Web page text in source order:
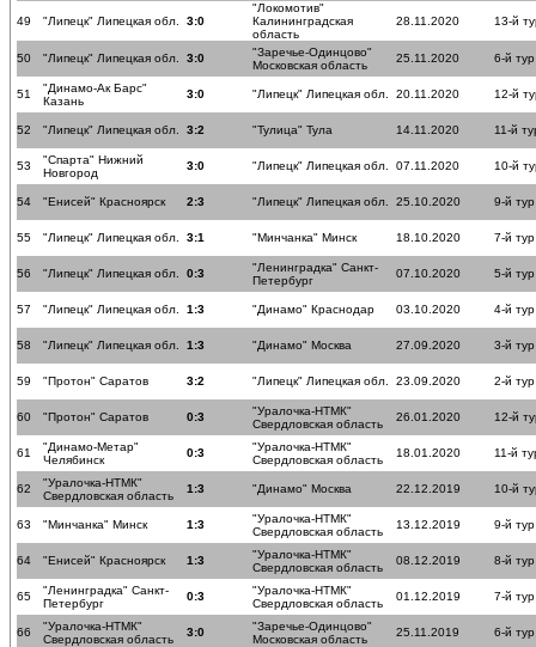
49 "Липецк" Липецкая обл. 3:0
"Локомотив"
Калининградская
область
28.11.2020 13-й
50 "Липецк" Липецкая обл. 3:0
"Заречье-Одинцово"
Московская область
25.11.2020 6-й тур
51
"Динамо-Ак Барс"
Казань
3:0 "Липецк" Липецкая обл. 20.11.2020 12-й
52 "Липецк" Липецкая обл. 3:2 "Тулица" Тула 14.11.2020 11-й
53
"Спарта" Нижний
Новгород
3:0 "Липецк" Липецкая обл. 07.11.2020 10-й
54 "Енисей" Красноярск 2:3 "Липецк" Липецкая обл. 25.10.2020 9-й тур
55 "Липецк" Липецкая обл. 3:1 "Минчанка" Минск 18.10.2020 7-й тур
56 "Липецк" Липецкая обл. 0:3
"Ленинградка" Санкт-
Петербург
07.10.2020 5-й тур
57 "Липецк" Липецкая обл. 1:3 "Динамо" Краснодар 03.10.2020 4-й тур
58 "Липецк" Липецкая обл. 1:3 "Динамо" Москва 27.09.2020 3-й тур
59 "Протон" Саратов 3:2 "Липецк" Липецкая обл. 23.09.2020 2-й тур
60 "Протон" Саратов 0:3
"Уралочка-НТМК"
Свердловская область
26.01.2020 12-й
61
"Динамо-Метар"
Челябинск
0:3
"Уралочка-НТМК"
Свердловская область
18.01.2020 11-й
62
"Уралочка-НТМК"
Свердловская область
1:3 "Динамо" Москва 22.12.2019 10-й
63 "Минчанка" Минск 1:3
"Уралочка-НТМК"
Свердловская область
13.12.2019 9-й тур
64 "Енисей" Красноярск 1:3
"Уралочка-НТМК"
Свердловская область
08.12.2019 8-й тур
65
"Ленинградка" Санкт-
Петербург
0:3
"Уралочка-НТМК"
Свердловская область
01.12.2019 7-й тур
66
"Уралочка-НТМК"
Свердловская область
3:0
"Заречье-Одинцово"
Московская область
25.11.2019 6-й тур